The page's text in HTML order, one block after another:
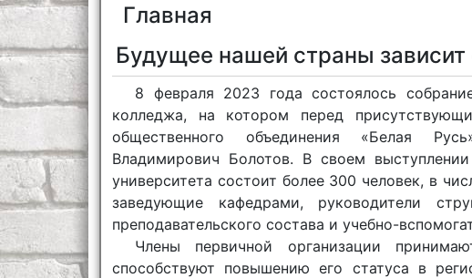
Главная
Будущее нашей страны зависит
8 февраля 2023 года состоялось
колледжа, на котором перед
общественного объединения «Белая
Владимирович Болотов. В своем
университета состоит более 300 человек, в
заведующие кафедрами, руководители
преподавательского состава и учебно-
Члены первичной организации
способствуют повышению его статуса в